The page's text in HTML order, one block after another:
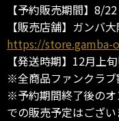
【予約販売期間】8/
【販売店舗】ガンバ
https://store.gamba-
【発送時期】12月上
※全商品ファンクラブ
※予約期間終了後の
での販売予定はござい